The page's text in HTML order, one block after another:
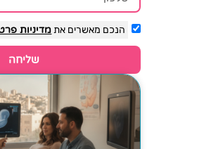
הנכם מאשרים אתמדיניות
שליחה